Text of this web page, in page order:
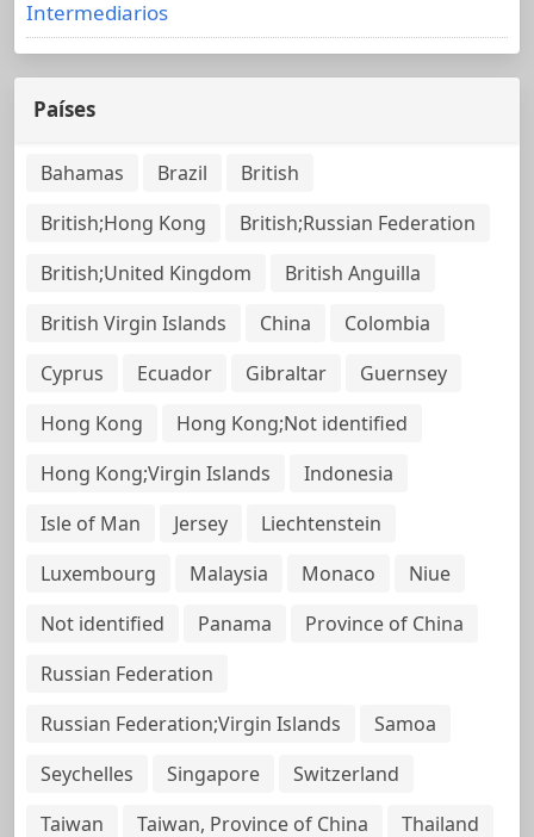
Intermediarios
Países
Bahamas Brazil
British
British;Hong Kong
British;Russian Federation
British;United Kingdom
British Anguilla
British Virgin Islands
China
Colombia
Cyprus
Ecuador Gibraltar
Guernsey
Hong Kong
Hong Kong;Not identified
Hong Kong;Virgin Islands
Indonesia
Isle of Man
Jersey
Liechtenstein
Luxembourg
Malaysia Monaco
Niue
Not identified
Panama
Province of China
Russian Federation
Russian Federation;Virgin Islands
Samoa
Seychelles
Singapore
Switzerland
Taiwan
Taiwan, Province of China Thailand